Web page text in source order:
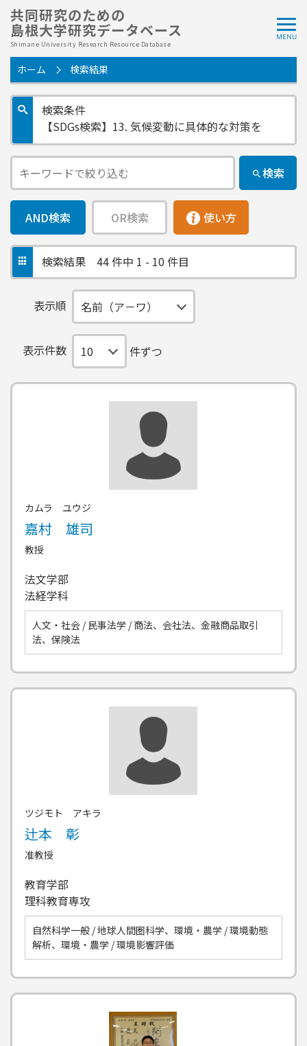
共同研究のための
島根大学研究データベース
Shimane University Research Resource Database
ホーム 検索結果
検索条件
【SDGs検索】13. 気候変動に具体的な対策を
検索
AND検索 OR検索 使い方
検索結果 44 件中 1 - 10 件目
表示順
表示件数 件ずつ
カムラ ユウジ
嘉村 雄司
教授
法文学部
法経学科
人文・社会 / 民事法学 / 商法、会社法、金融商品取引
法、保険法
ツジモト アキラ
辻本 彰
准教授
教育学部
理科教育専攻
自然科学一般 / 地球人間圏科学、環境・農学 / 環境動態
解析、環境・農学 / 環境影響評価